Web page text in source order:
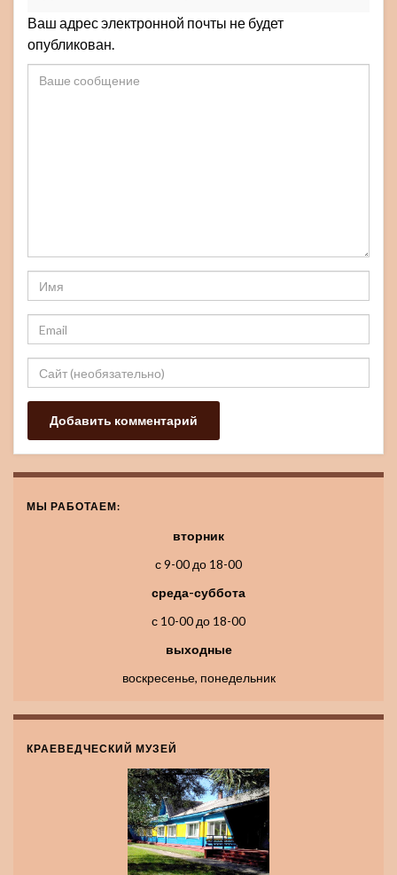
Ваш адрес электронной почты не будет
опубликован.
МЫ РАБОТАЕМ:
вторник
с 9-00 до 18-00
среда-суббота
с 10-00 до 18-00
выходные
воскресенье, понедельник
КРАЕВЕДЧЕСКИЙ МУЗЕЙ